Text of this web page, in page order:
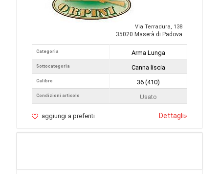
Via Terradura, 138
35020 Maserà di Padova
Categoria
Sottocategoria
Calibro
Condizioni articolo
Arma Lunga
Canna liscia
36 (410)
Usato
aggiungi a preferiti Dettagli»